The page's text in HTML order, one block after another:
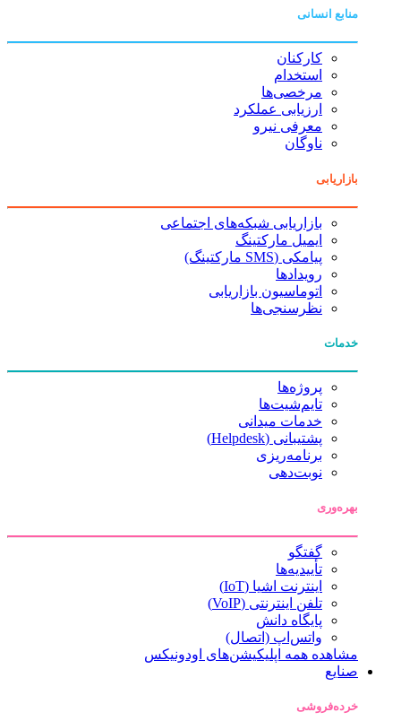
منابع انسانی
کارکنان
استخدام
مرخصی‌ها
ارزیابی عملکرد
معرفی نیرو
ناوگان
بازاریابی
بازاریابی شبکه‌های اجتماعی
ایمیل مارکتینگ
پیامکی (SMS مارکتینگ)
رویدادها
اتوماسیون بازاریابی
نظرسنجی‌ها
خدمات
پروژه‌ها
تایم‌شیت‌ها
خدمات میدانی
پشتیبانی (Helpdesk)
برنامه‌ریزی
نوبت‌دهی
بهره‌وری
گفتگو
تأییدیه‌ها
اینترنت اشیا (IoT)
تلفن اینترنتی (VoIP)
پایگاه دانش
واتس‌اپ (اتصال)
مشاهده همه اپلیکیشن‌های اودونیکس
صنایع
خرده‌فروشی